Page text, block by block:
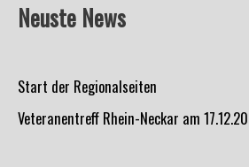
Neuste News
Start der Regionalseiten
Veteranentreff Rhein-Neckar am